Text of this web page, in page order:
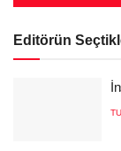
Editörün